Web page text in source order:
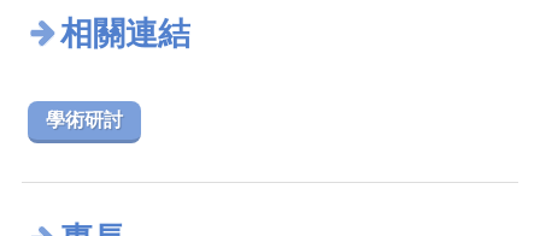
相關連結
學術研討